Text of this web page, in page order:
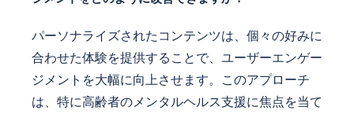
パーソナライズされたコンテンツは、個々の好みに
合わせた体験を提供することで、ユーザーエンゲー
ジメントを大幅に向上させます。このアプローチ
は、特に高齢者のメンタルヘルス支援に焦点を当て